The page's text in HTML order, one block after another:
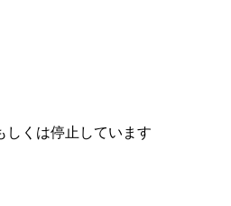
しくは停止しています